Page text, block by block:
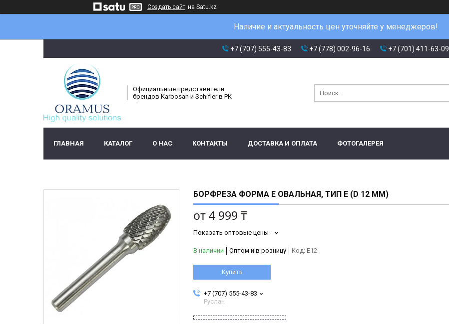
Создать сайт на Satu.kz
Наличие и актуальность цен уточняйте у менеджеров!
+7 (707) 555-43-83 +7 (778) 002-96-16 +7 (701) 411-63-09
Официальные представители
брендов Karbosan и Schifler в РК
ГЛАВНАЯ КАТАЛОГ О НАС КОНТАКТЫ ДОСТАВКА И ОПЛАТА ФОТОГАЛЕРЕЯ
БОРФРЕЗА ФОРМА E ОВАЛЬНАЯ, ТИП E (D 12 ММ)
от4 999 ₸
Показать оптовые цены
В наличии Оптом и в розницу Код: E12
Купить
+7 (707) 555-43-83
Руслан